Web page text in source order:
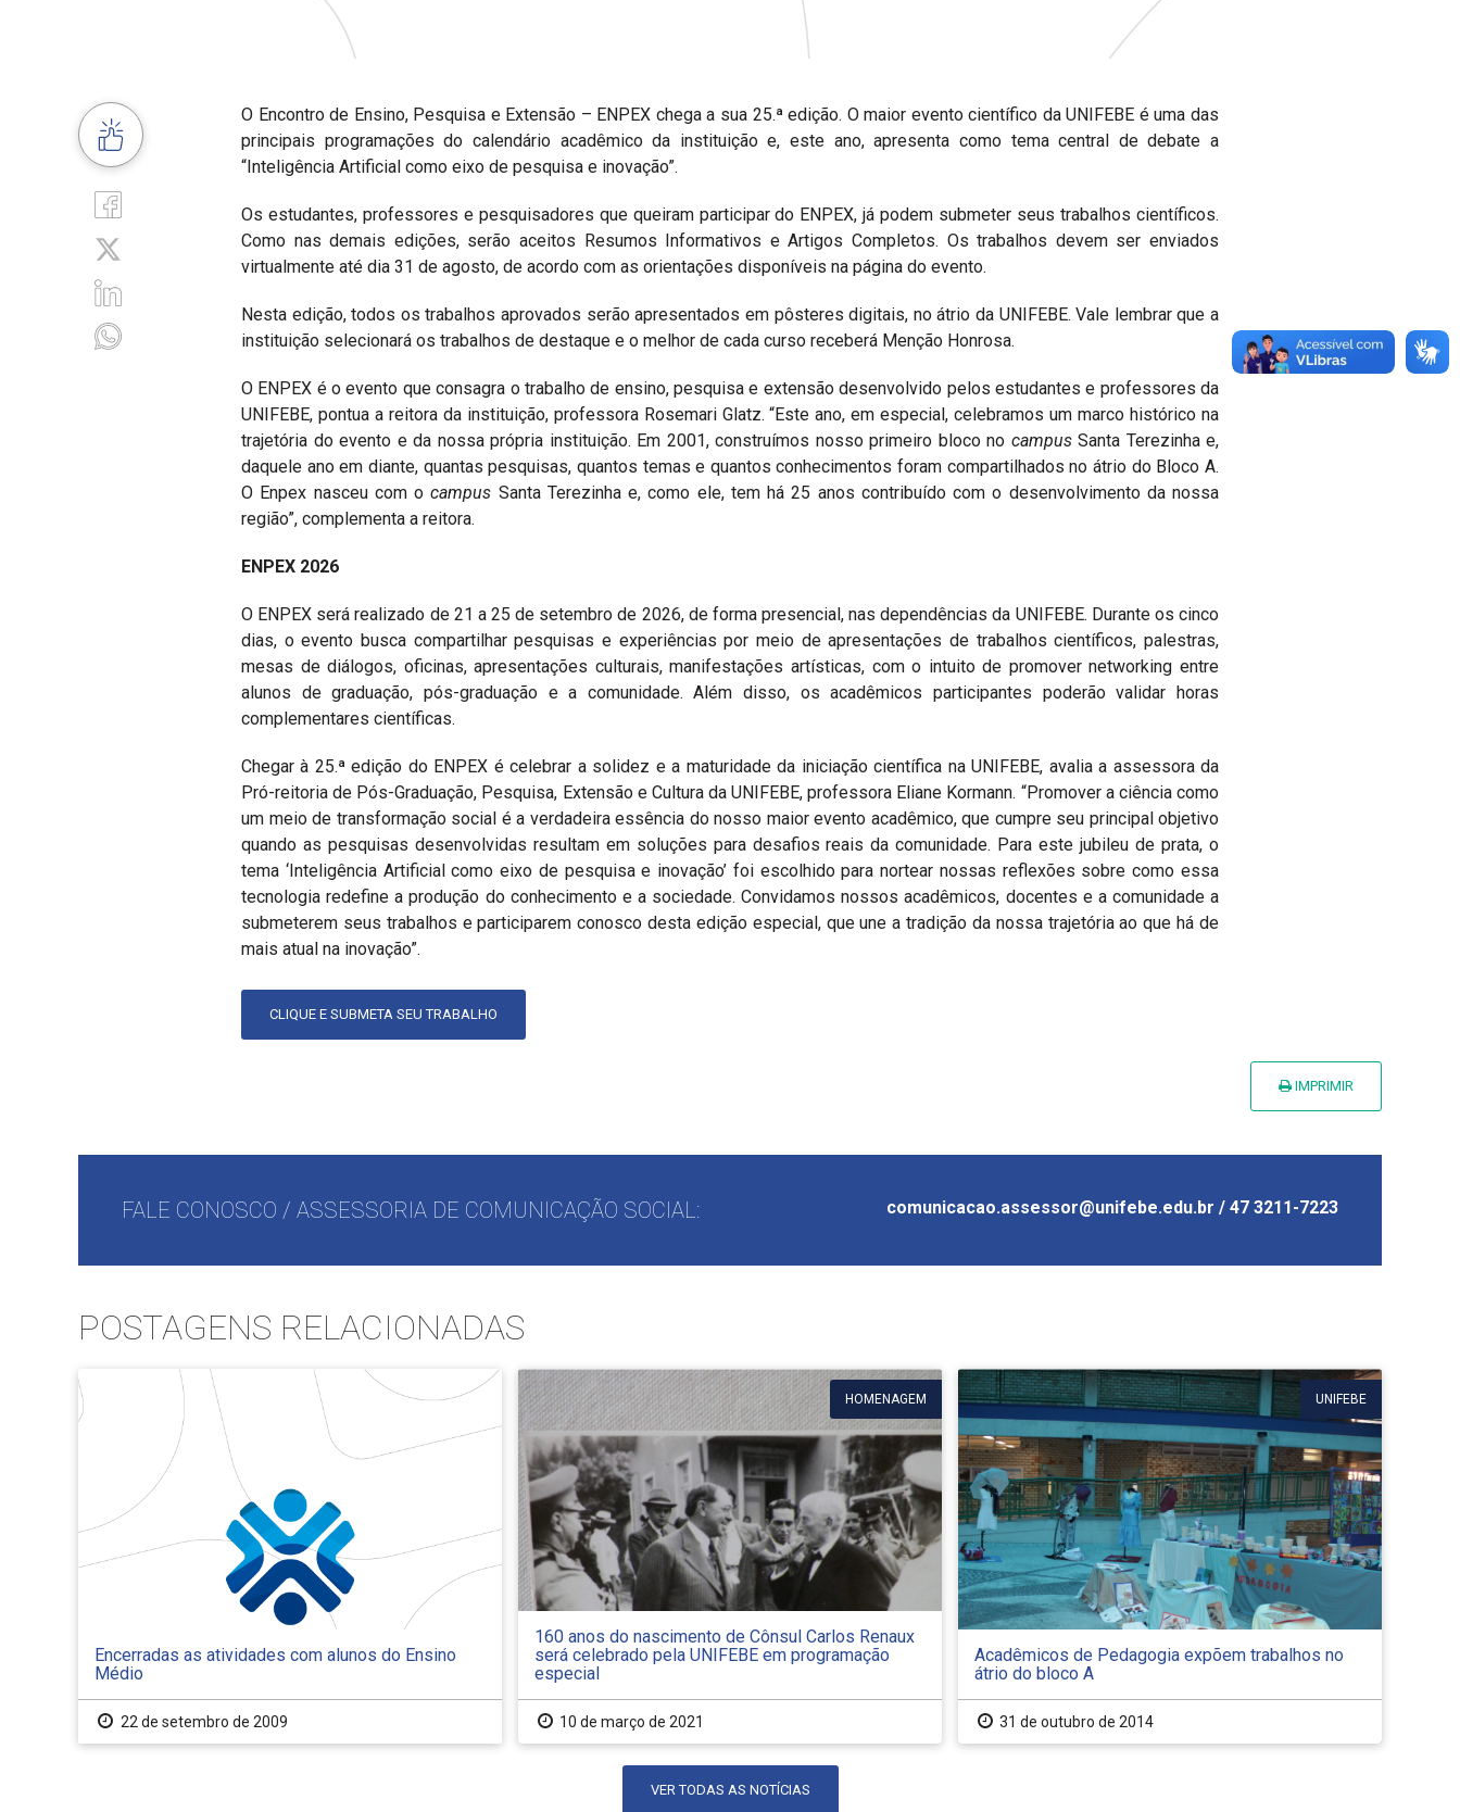
O Encontro de Ensino, Pesquisa e Extensão – ENPEX chega a sua 25.ª edição. O maior evento científico da UNIFEBE é uma das
principais programações do calendário acadêmico da instituição e, este ano, apresenta como tema central de debate a
“Inteligência Artificial como eixo de pesquisa e inovação”.
Os estudantes, professores e pesquisadores que queiram participar do ENPEX, já podem submeter seus trabalhos científicos.
Como nas demais edições, serão aceitos Resumos Informativos e Artigos Completos. Os trabalhos devem ser enviados
virtualmente até dia 31 de agosto, de acordo com as orientações disponíveis na página do evento.
Nesta edição, todos os trabalhos aprovados serão apresentados em pôsteres digitais, no átrio da UNIFEBE. Vale lembrar que a
instituição selecionará os trabalhos de destaque e o melhor de cada curso receberá Menção Honrosa.
O ENPEX é o evento que consagra o trabalho de ensino, pesquisa e extensão desenvolvido pelos estudantes e professores da
UNIFEBE, pontua a reitora da instituição, professora Rosemari Glatz. “Este ano, em especial, celebramos um marco histórico na
trajetória do evento e da nossa própria instituição. Em 2001, construímos nosso primeiro bloco no campus Santa Terezinha e,
daquele ano em diante, quantas pesquisas, quantos temas e quantos conhecimentos foram compartilhados no átrio do Bloco A.
O Enpex nasceu com ocampus Santa Terezinha e, como ele, tem há 25 anos contribuído com o desenvolvimento da nossa
região”, complementa a reitora.
ENPEX 2026
O ENPEX será realizado de 21 a 25 de setembro de 2026, de forma presencial, nas dependências da UNIFEBE. Durante os cinco
dias, o evento busca compartilhar pesquisas e experiências por meio de apresentações de trabalhos científicos, palestras,
mesas de diálogos, oficinas, apresentações culturais, manifestações artísticas, com o intuito de promover networking entre
alunos de graduação, pós-graduação e a comunidade. Além disso, os acadêmicos participantes poderão validar horas
complementares científicas.
Chegar à 25.ª edição do ENPEX é celebrar a solidez e a maturidade da iniciação científica na UNIFEBE, avalia a assessora da
Pró-reitoria de Pós-Graduação, Pesquisa, Extensão e Cultura da UNIFEBE, professora Eliane Kormann. “Promover a ciência como
um meio de transformação social é a verdadeira essência do nosso maior evento acadêmico, que cumpre seu principal objetivo
quando as pesquisas desenvolvidas resultam em soluções para desafios reais da comunidade. Para este jubileu de prata, o
tema ‘Inteligência Artificial como eixo de pesquisa e inovação’ foi escolhido para nortear nossas reflexões sobre como essa
tecnologia redefine a produção do conhecimento e a sociedade. Convidamos nossos acadêmicos, docentes e a comunidade a
submeterem seus trabalhos e participarem conosco desta edição especial, que une a tradição da nossa trajetória ao que há de
mais atual na inovação”.
CLIQUE E SUBMETA SEU TRABALHO
IMPRIMIR
FALE CONOSCO / ASSESSORIA DE COMUNICAÇÃO SOCIAL: comunicacao.assessor@unifebe.edu.br / 47 3211-7223
POSTAGENS RELACIONADAS
Encerradas as atividades com alunos do Ensino
Médio
22 de setembro de 2009
HOMENAGEM
160 anos do nascimento de Cônsul Carlos Renaux
será celebrado pela UNIFEBE em programação
especial
10 de março de 2021
UNIFEBE
Acadêmicos de Pedagogia expõem trabalhos no
átrio do bloco A
31 de outubro de 2014
VER TODAS AS NOTÍCIAS